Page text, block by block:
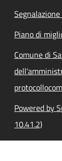
Piano di
Comune di
Powered by
10.41.2)